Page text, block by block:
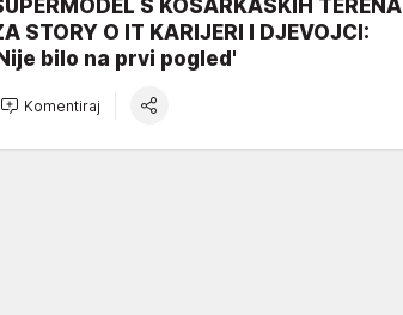
S KOŠARKAŠKIH TERENA
STORY O IT KARIJERI I DJEVOJCI:
bilo na prvi pogled'
Komentiraj